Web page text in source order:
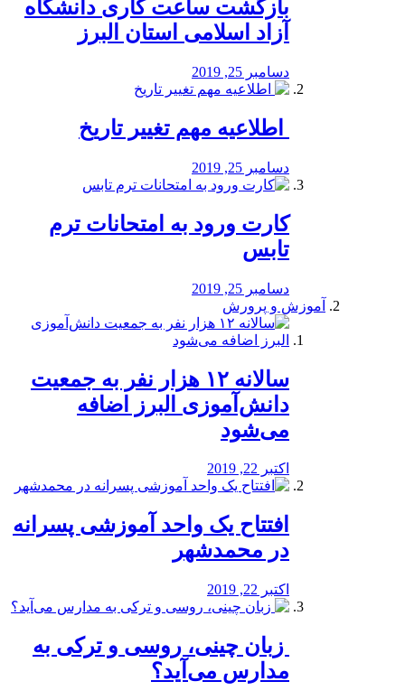
بازگشت ساعت کاری دانشگاه
آزاد اسلامی استان البرز
دسامبر 25, 2019
️ اطلاعیه مهم تغییر تاریخ
دسامبر 25, 2019
کارت ورود به امتحانات ترم
تابس
دسامبر 25, 2019
آموزش و پرورش
️سالانه ۱۲ هزار نفر به جمعیت
دانش‌آموزی البرز اضافه
می‌شود
اکتبر 22, 2019
افتتاح یک واحد آموزشی پسرانه
در محمدشهر
اکتبر 22, 2019
️ زبان چینی، روسی و ترکی به
مدارس می‌آید؟